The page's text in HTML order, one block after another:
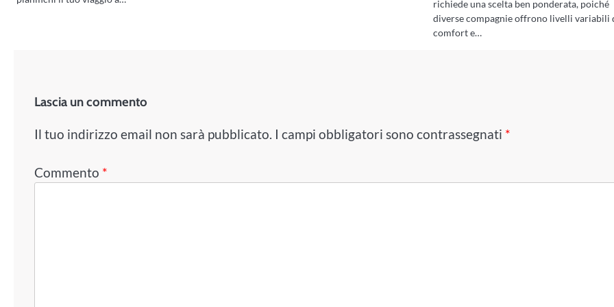
richiede una scelta ben ponderata, poiché
diverse compagnie offrono livelli variabili
comfort e…
Lascia un commento
Il tuo indirizzo email non sarà pubblicato. I campi obbligatori sono contrassegnati *
Commento *